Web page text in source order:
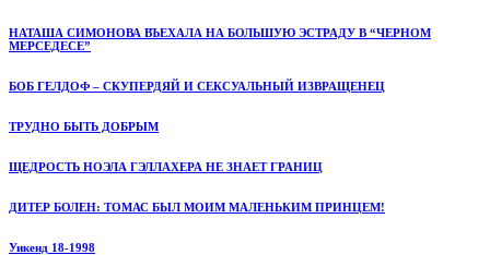
НАТАША СИМОНОВА ВЪЕХАЛА НА БОЛЬШУЮ ЭСТРАДУ В “ЧЕРНОМ
МЕРСЕДЕСЕ”
БОБ ГЕЛДОФ – СКУПЕРДЯЙ И СЕКСУАЛЬНЫЙ ИЗВРАЩЕНЕЦ
ТРУДНО БЫТЬ ДОБРЫМ
ЩЕДРОСТЬ НОЭЛА ГЭЛЛАХЕРА НЕ ЗНАЕТ ГРАНИЦ
ДИТЕР БОЛЕН: ТОМАС БЫЛ МОИМ МАЛЕНЬКИМ ПРИНЦЕМ!
Уикенд 18-1998